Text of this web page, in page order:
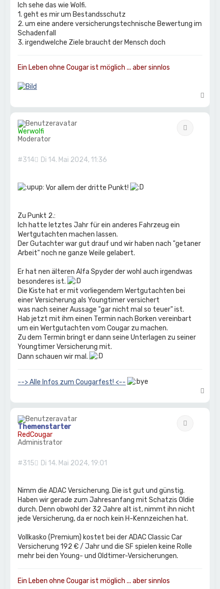
Ich sehe das wie Wolfi.
1. geht es mir um Bestandsschutz
2. um eine andere versicherungstechnische Bewertung im
Schadenfall
3. irgendwelche Ziele braucht der Mensch doch
Ein Leben ohne Cougar ist möglich ... aber sinnlos
a
c
Werwolfi
Moderator
#314 Di 14. Mai 2024, 11:36
Vor allem der dritte Punkt!
Zu Punkt 2.:
Ich hatte letztes Jahr für ein anderes Fahrzeug ein
Wertgutachten machen lassen.
Der Gutachter war gut drauf und wir haben nach "getaner
Arbeit" noch ne ganze Weile gelabert.
Er hat nen älteren Alfa Spyder der wohl auch irgendwas
besonderes ist.
Die Kiste hat er mit vorliegendem Wertgutachten bei
einer Versicherung als Youngtimer versichert
was nach seiner Aussage "gar nicht mal so teuer" ist.
Hab jetzt mit ihm einen Termin nach Borken vereinbart
um ein Wertgutachten vom Cougar zu machen.
Zu dem Termin bringt er dann seine Unterlagen zu seiner
Youngtimer Versicherung mit.
Dann schauen wir mal.
--> Alle Infos zum Cougarfest! <--
a
c
Themenstarter
RedCougar
Administrator
#315 Di 14. Mai 2024, 19:01
Nimm die ADAC Versicherung. Die ist gut und günstig.
Haben wir gerade zum Jahresanfang mit Schatzis Oldie
durch. Denn obwohl der 32 Jahre alt ist, nimmt ihn nicht
jede Versicherung, da er noch kein H-Kennzeichen hat.
Vollkasko (Premium) kostet bei der ADAC Classic Car
Versicherung 192 € / Jahr und die SF spielen keine Rolle
mehr bei den Young- und Oldtimer-Versicherungen.
Ein Leben ohne Cougar ist möglich ... aber sinnlos